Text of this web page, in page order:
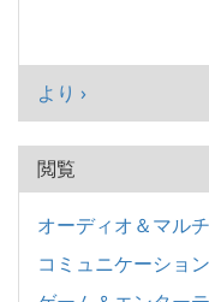
より ›
閲覧
オーディオ＆マル
コミュニケーション